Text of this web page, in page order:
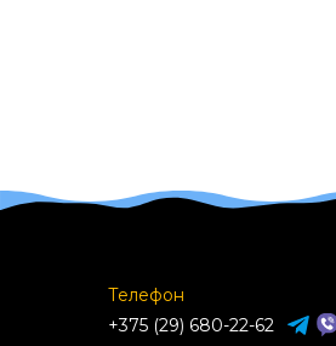
Телефон
+375 (29) 680-22-62